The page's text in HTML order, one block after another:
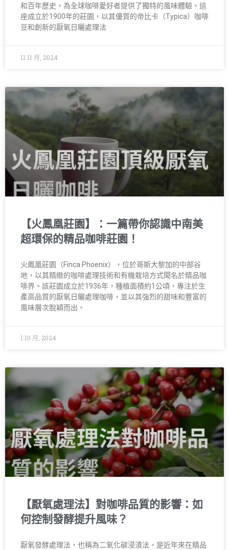
和百年歷史，為全球咖啡愛好者提供了獨特的風味體驗。這
座成立於1900年的莊園，以其優質的帝比卡（Typica）咖啡
豆和創新的厭氧日曬處理法
11 11 月, 2024
【火鳳凰莊園】：一篇帶你認識中南美
超環保的精品咖啡莊園！
火鳳凰莊園（Finca Phoenix），位於哥斯大黎加的中部谷
地，以其精緻的咖啡處理技術和有機栽培方式聞名於精品咖
啡界。該莊園成立於1936年，種植面積約1公頃，專注於生
產高品質的厭氧日曬處理咖啡，並以其強烈的甜味和豐富的
風味層次脫穎而出。
1 10 月, 2024
【厭氧處理法】對咖啡品質的影響：如
何控制發酵提升風味？
厭氧發酵處理法，也稱為二氧化碳浸漬法，是近年來在精品